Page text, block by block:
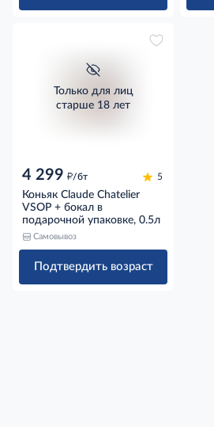
Только для лиц
старше 18 лет
4 299 д/бт 5
Коньяк Claude Chatelier
VSOP + бокал в
подарочной упаковке, 0.5л
Самовывоз
Подтвердить возраст